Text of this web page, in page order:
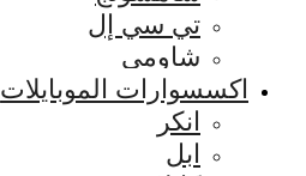
تي سي إل
شاومي
اكسسوارات الموبايلات
انكر
ابل